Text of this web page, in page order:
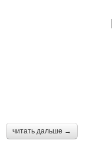
читать дальше →